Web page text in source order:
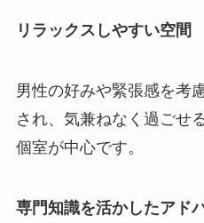
リラックスしやすい空間
男性の好みや緊張感を考
され、気兼ねなく過ごせ
個室が中心です。
専門知識を活かしたアド